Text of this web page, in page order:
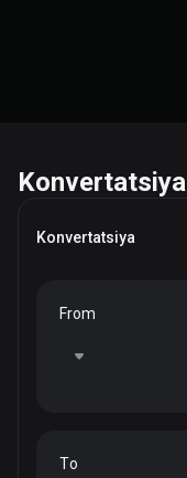
Konvertatsiya
Konvertatsiya
From
To